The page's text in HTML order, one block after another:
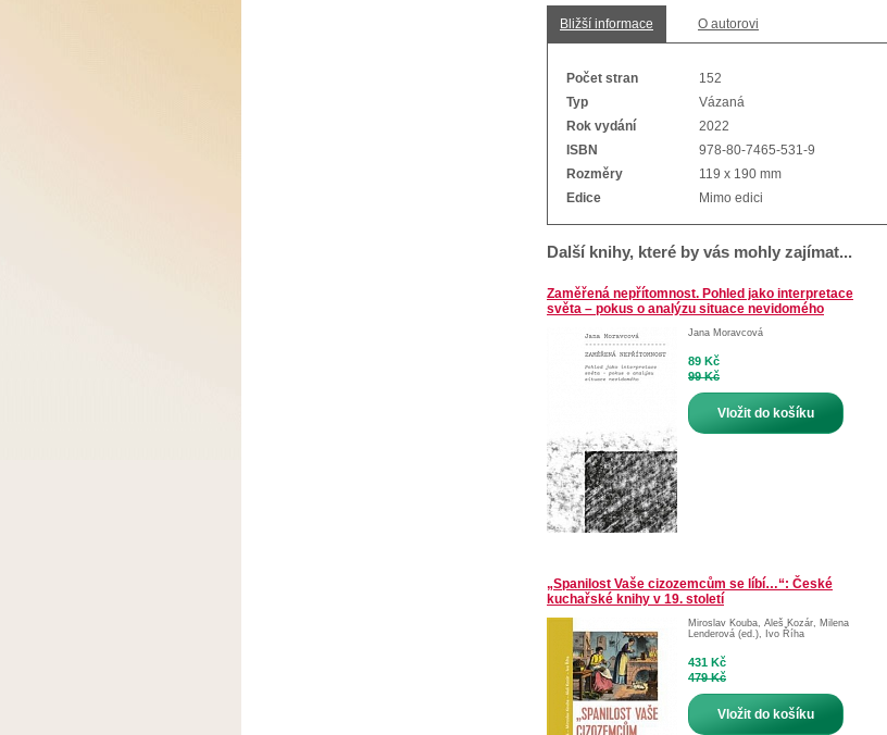
Bližší informace O autorovi
Počet stran
152
Typ
Vázaná
Rok vydání
2022
ISBN
978-80-7465-531-9
Rozměry
119 x 190 mm
Edice
Mimo edici
Další knihy, které by vás mohly zajímat...
Zaměřená nepřítomnost. Pohled jako interpretace
světa – pokus o analýzu situace nevidomého
Jana Moravcová
89 Kč
99 Kč
Vložit do košíku
„Spanilost Vaše cizozemcům se líbí…“: České
kuchařské knihy v 19. století
Miroslav Kouba, Aleš Kozár, Milena
Lenderová (ed.), Ivo Říha
431 Kč
479 Kč
Vložit do košíku